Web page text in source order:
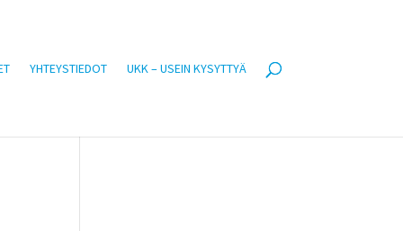
YHTEYSTIEDOT UKK – USEIN KYSYTTYÄ